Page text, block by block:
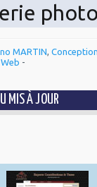
MARTIN,
Web -
MIS À JOUR